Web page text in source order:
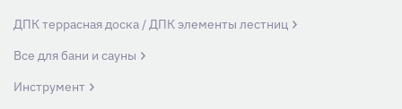
ДПК террасная доска / ДПК элементы лестниц
Все для бани и сауны
Инструмент